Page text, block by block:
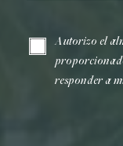
Autorizo el
responder a